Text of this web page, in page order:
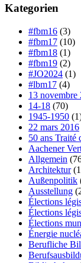
Kategorien
#fbm16 (3)
#fbm17 (10)
#fbm18 (1)
#fbm19 (2)
#JO2024 (1)
#lbm17 (4)
13 novembre
14-18 (70)
1945-1950
22 mars 2016
50 ans Traité
Aachener
Allgemein
Architektur
Außenpolitik
Ausstellung
Élections
Élections
Élections
Énergie
Berufliche